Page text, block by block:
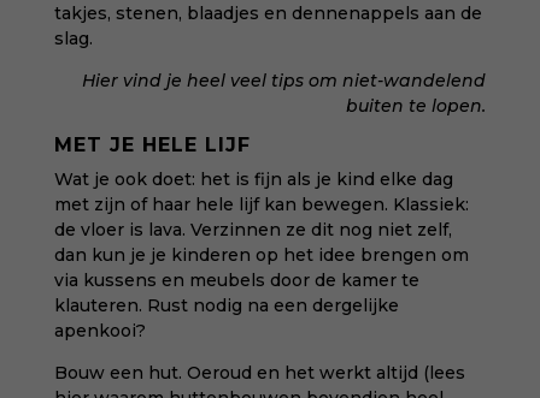
takjes, stenen, blaadjes en dennenappels aan de
slag.
Hier vind je heel veel tips om niet-wandelend
buiten te lopen.
MET JE HELE LIJF
Wat je ook doet: het is fijn als je kind elke dag
met zijn of haar hele lijf kan bewegen. Klassiek:
de vloer is lava. Verzinnen ze dit nog niet zelf,
dan kun je je kinderen op het idee brengen om
via kussens en meubels door de kamer te
klauteren. Rust nodig na een dergelijke
apenkooi?
Bouw een hut. Oeroud en het werkt altijd (lees